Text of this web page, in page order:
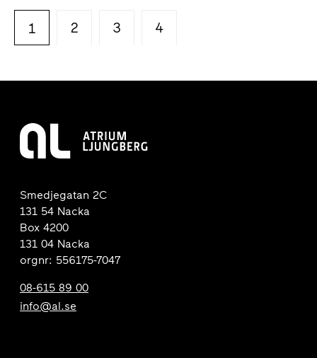
1 2 3 4
Smedjegatan 2C
131 54 Nacka
Box 4200
131 04 Nacka
orgnr: 556175-7047
08-615 89 00
info@al.se